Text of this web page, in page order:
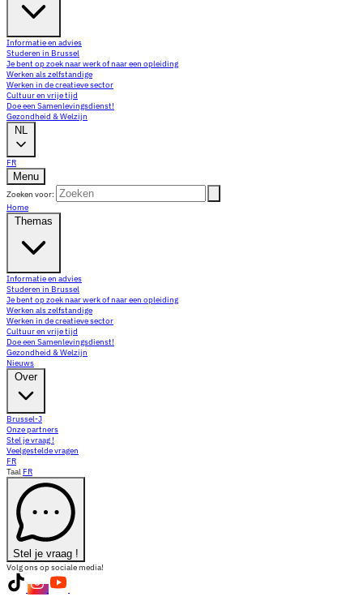
Informatie en advies
Studeren in Brussel
Je bent op zoek naar werk of naar een opleiding
Werken als zelfstandige
Werken in de creatieve sector
Cultuur en vrije tijd
Doe een Samenlevingsdienst!
Gezondheid & Welzijn
NL
FR
Menu
Zoeken voor:
Home
Themas
Informatie en advies
Studeren in Brussel
Je bent op zoek naar werk of naar een opleiding
Werken als zelfstandige
Werken in de creatieve sector
Cultuur en vrije tijd
Doe een Samenlevingsdienst!
Gezondheid & Welzijn
Nieuws
Over
Brussel-J
Onze partners
Stel je vraag !
Veelgestelde vragen
FR
Taal FR
Stel je vraag !
Volg ons op sociale media!